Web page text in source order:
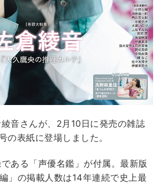
音さんが、2月10日に発売の雑誌
の表紙に登場しました。
ある「声優名鑑」が付属。最新版
」の掲載人数は14年連続で史上最